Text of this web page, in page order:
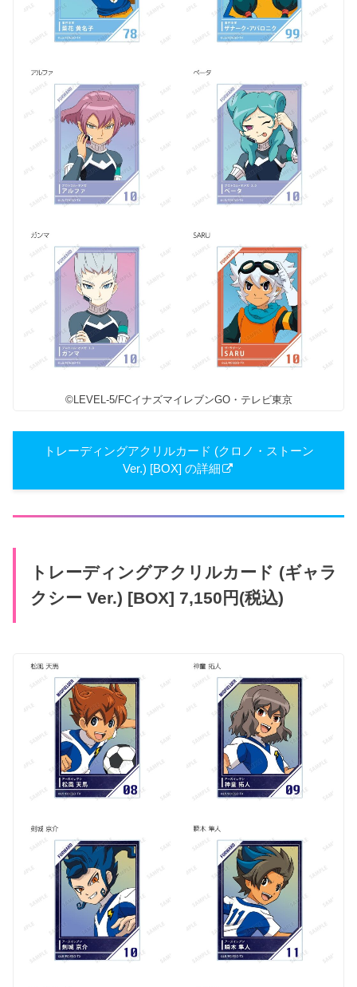
©LEVEL-5/FCイナズマイレブンGO・テレビ東京
トレーディングアクリルカード (クロノ・ストーン
Ver.) [BOX] の詳細
トレーディングアクリルカード (ギャラ
クシー Ver.) [BOX] 7,150円(税込)